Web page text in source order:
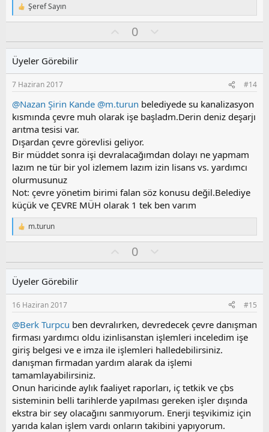
T
e
i
l
e
r
Şeref Sayın
y
0
l
s
u
z
o
a
Üyeler Görebilir
7 Haziran 2017 #14
@Nazan Şirin Kande @m.turun belediyede su kanalizasyon
kısmında çevre muh olarak işe başladm.Derin deniz deşarjı
arıtma tesisi var.
Dışardan çevre görevlisi geliyor.
Bir müddet sonra işi devralacağımdan dolayı ne yapmam
lazım ne tür bir yol izlemem lazım izin lisans vs. yardımcı
olurmusunuz
Not: çevre yönetim birimi falan söz konusu değil.Belediye
küçük ve ÇEVRE MÜH olarak 1 tek ben varım
T
e
i
l
e
r
:
m.turun
y
0
l
s
u
z
o
y
l
a
Üyeler Görebilir
16 Haziran 2017 #15
@Berk Turpcu ben devralırken, devredecek çevre danışman
firması yardımcı oldu izinlisanstan işlemleri inceledim işe
giriş belgesi ve e imza ile işlemleri halledebilirsiniz.
danışman firmadan yardım alarak da işlemi
tamamlayabilirsiniz.
Onun haricinde aylık faaliyet raporları, iç tetkik ve çbs
sisteminin belli tarihlerde yapılması gereken işler dışında
ekstra bir sey olacağını sanmıyorum. Enerji teşvikimiz için
yarıda kalan işlem vardı onların takibini yapıyorum.